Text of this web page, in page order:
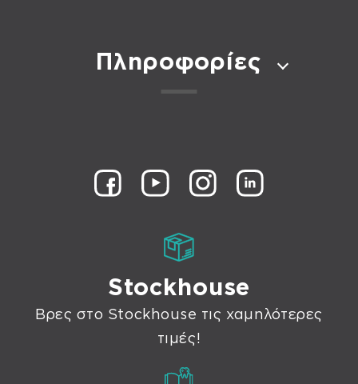
Πληροφορίες
Stockhouse
Βρες στο Stockhouse τις χαμηλότερες
τιμές!